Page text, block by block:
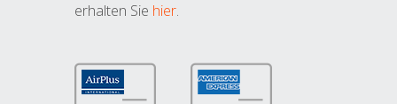
erhalten Sie hier.